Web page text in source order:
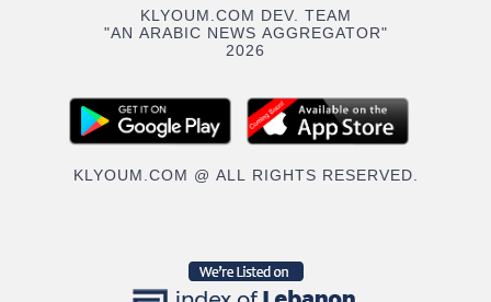
KLYOUM.COM DEV. TEAM
"AN ARABIC NEWS AGGREGATOR"
2026
KLYOUM.COM @ ALL RIGHTS RESERVED.